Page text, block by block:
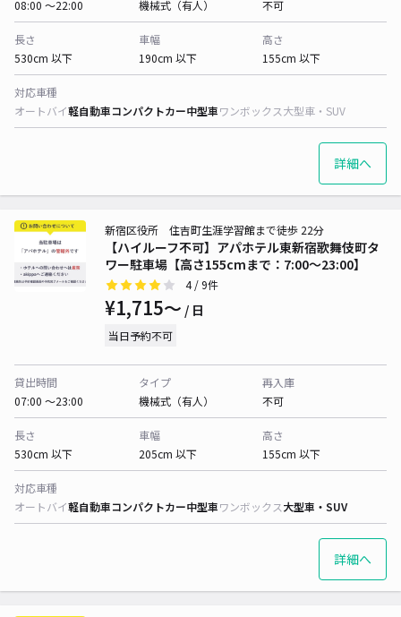
08:00 〜22:00
機械式（有人）
不可
長さ
530cm 以下
車幅
190cm 以下
高さ
155cm 以下
対応車種
オートバイ軽自動車コンパクトカー中型車ワンボックス大型車・SUV
詳細へ
【ハイルーフ不可】アパホテル東新宿歌舞伎町タ
ワー駐車場【高さ155cmまで：7:00〜23:00】
新宿区役所 住吉町生涯学習館まで徒歩 22分
4/ 9件
¥1,715〜 / 日
当日予約不可
貸出時間
07:00 〜23:00
タイプ
機械式（有人）
再入庫
不可
長さ
530cm 以下
車幅
205cm 以下
高さ
155cm 以下
対応車種
オートバイ軽自動車コンパクトカー中型車ワンボックス大型車・SUV
詳細へ